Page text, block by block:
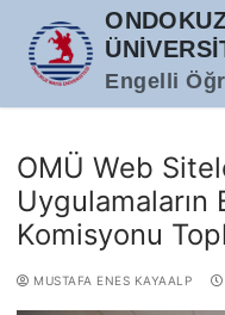
Engelli
OMÜ Web
Komisyonu
MUSTAFA ENES KAYAALP